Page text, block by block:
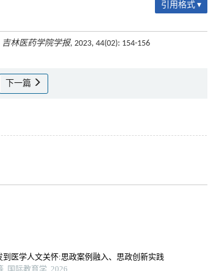
引用格式 ▾
吉林医药学院学报, 2023, 44(02): 154-156
下一篇